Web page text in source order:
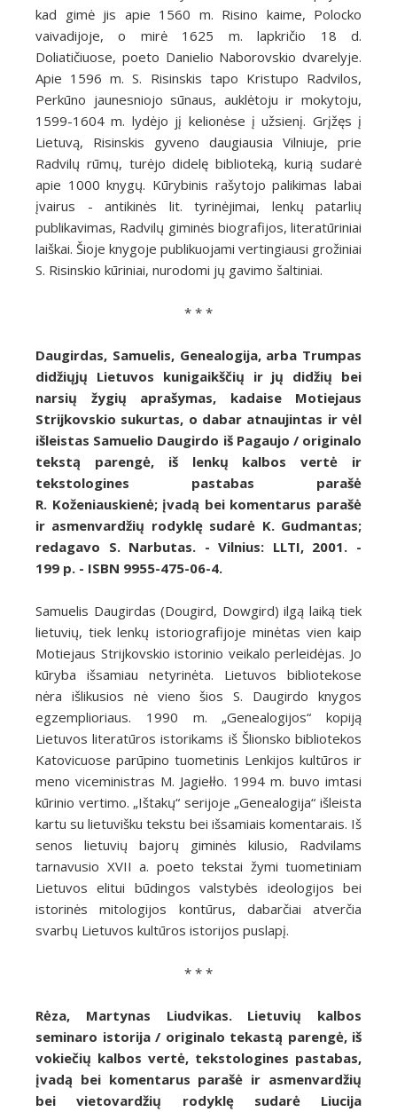
kad gimė jis apie 1560 m. Risino kaime, Polocko
vaivadijoje, o mirė 1625 m. lapkričio 18 d.
Doliatičiuose, poeto Danielio Naborovskio dvarelyje.
Apie 1596 m. S. Risinskis tapo Kristupo Radvilos,
Perkūno jaunesniojo sūnaus, auklėtoju ir mokytoju,
1599-1604 m. lydėjo jį kelionėse į užsienį. Grįžęs į
Lietuvą, Risinskis gyveno daugiausia Vilniuje, prie
Radvilų rūmų, turėjo didelę biblioteką, kurią sudarė
apie 1000 knygų. Kūrybinis rašytojo palikimas labai
įvairus - antikinės lit. tyrinėjimai, lenkų patarlių
publikavimas, Radvilų giminės biografijos, literatūriniai
laiškai. Šioje knygoje publikuojami vertingiausi grožiniai
S. Risinskio kūriniai, nurodomi jų gavimo šaltiniai.
* * *
Daugirdas, Samuelis, Genealogija, arba Trumpas
didžiųjų Lietuvos kunigaikščių ir jų didžių bei
narsių žygių aprašymas, kadaise Motiejaus
Strijkovskio sukurtas, o dabar atnaujintas ir vėl
išleistas Samuelio Daugirdo iš Pagaujo / originalo
tekstą parengė, iš lenkų kalbos vertė ir
tekstologines pastabas parašė
R. Koženiauskienė; įvadą bei komentarus parašė
ir asmenvardžių rodyklę sudarė K. Gudmantas;
redagavo S. Narbutas. - Vilnius: LLTI, 2001. -
199 p. - ISBN 9955-475-06-4.
Samuelis Daugirdas (Dougird, Dowgird) ilgą laiką tiek
lietuvių, tiek lenkų istoriografijoje minėtas vien kaip
Motiejaus Strijkovskio istorinio veikalo perleidėjas. Jo
kūryba išsamiau netyrinėta. Lietuvos bibliotekose
nėra išlikusios nė vieno šios S. Daugirdo knygos
egzemplioriaus. 1990 m. „Genealogijos“ kopiją
Lietuvos literatūros istorikams iš Šlionsko bibliotekos
Katovicuose parūpino tuometinis Lenkijos kultūros ir
meno viceministras M. Jagiełło. 1994 m. buvo imtasi
kūrinio vertimo. „Ištakų“ serijoje „Genealogija“ išleista
kartu su lietuvišku tekstu bei išsamiais komentarais. Iš
senos lietuvių bajorų giminės kilusio, Radvilams
tarnavusio XVII a. poeto tekstai žymi tuometiniam
Lietuvos elitui būdingos valstybės ideologijos bei
istorinės mitologijos kontūrus, dabarčiai atverčia
svarbų Lietuvos kultūros istorijos puslapį.
* * *
Rėza, Martynas Liudvikas. Lietuvių kalbos
seminaro istorija / originalo tekastą parengė, iš
vokiečių kalbos vertė, tekstologines pastabas,
įvadą bei komentarus parašė ir asmenvardžių
bei vietovardžių rodyklę sudarė Liucija